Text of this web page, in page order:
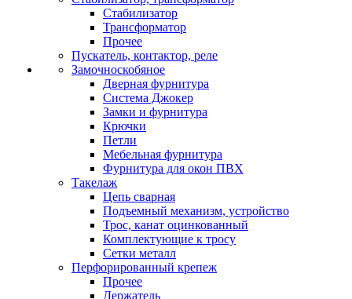
Стабилизатор
Трансформатор
Прочее
Пускатель, контактор, реле
Замочноскобяное
Дверная фурнитура
Система Джокер
Замки и фурнитура
Крючки
Петли
Мебельная фурнитура
Фурнитура для окон ПВХ
Такелаж
Цепь сварная
Подъемный механизм, устройство
Трос, канат оцинкованный
Комплектующие к тросу
Сетки металл
Перфорированный крепеж
Прочее
Держатель